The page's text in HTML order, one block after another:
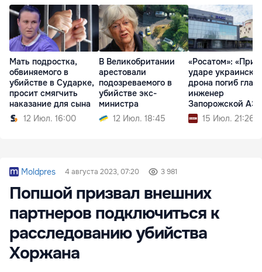
Мать подростка,
обвиняемого в
убийстве в Сударке,
просит смягчить
наказание для сына
12 Июл. 16:00
В Великобритании
арестовали
подозреваемого в
убийстве экс-
министра
12 Июл. 18:45
«Росатом»: «При
ударе
дрона погиб
инженер
Запорожской
15 Июл. 21:26
Moldpres 4 августа 2023, 07:20 3 981
Попшой призвал внешних
партнеров подключиться к
расследованию убийства
Хоржана